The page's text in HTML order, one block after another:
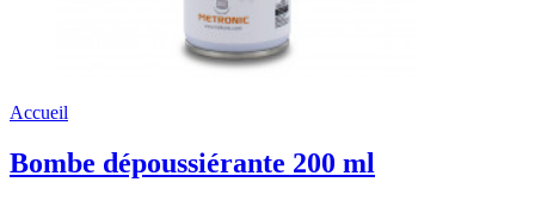
Accueil
Bombe dépoussiérante 200 ml